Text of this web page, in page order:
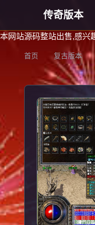
传奇版本
本网站源码整站出售,感兴
首页 复古版本